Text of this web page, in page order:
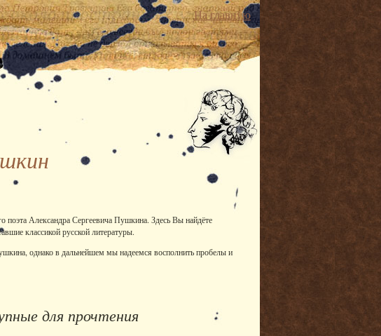
На главную
поэта Александра Сергеевича Пушкина. Здесь Вы найдёте
классикой русской литературы.
однако в дальнейшем мы надеемся восполнить пробелы и
для прочтения